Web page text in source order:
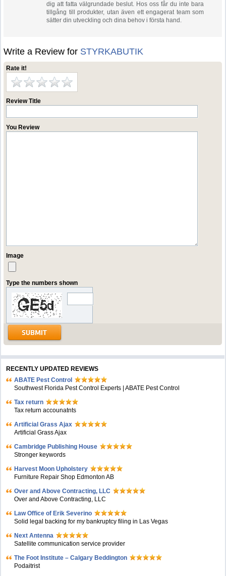
dig att fatta välgrundade beslut. Hos oss får du inte bara
tillgång till produkter, utan även ett engagerat team som
sätter din utveckling och dina behov i första hand.
Write a Review for STYRKABUTIK
Rate it!
Review Title
You Review
Image
Type the numbers shown
RECENTLY UPDATED REVIEWS
ABATE Pest Control
Southwest Florida Pest Control Experts | ABATE Pest Control
Tax return
Tax return accounatnts
Artificial Grass Ajax
Artificial Grass Ajax
Cambridge Publishing House
Stronger keywords
Harvest Moon Upholstery
Furniture Repair Shop Edmonton AB
Over and Above Contracting, LLC
Over and Above Contracting, LLC
Law Office of Erik Severino
Solid legal backing for my bankruptcy filing in Las Vegas
Next Antenna
Satellite communication service provider
The Foot Institute – Calgary Beddington
Podaitrist